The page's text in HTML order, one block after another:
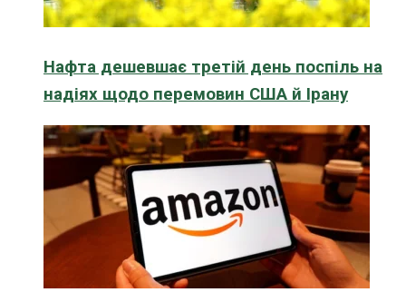
Нафта дешевшає третій день поспіль на
надіях щодо перемовин США й Ірану